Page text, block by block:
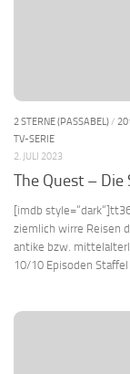
2 STERNE (PASSABEL)/
TV-SERIE
2. JULI 2023
The Quest – Die
[imdb
ziemlich wirre Reisen
antike bzw.
10/10 Episoden